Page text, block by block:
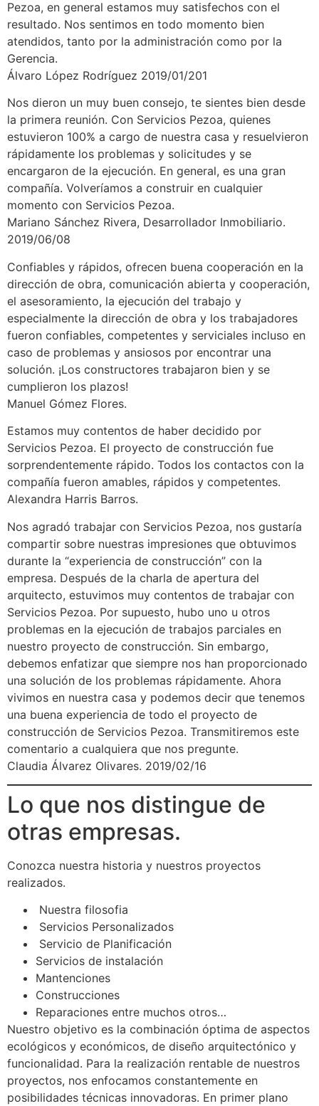
Pezoa, en general estamos muy satisfechos con el
resultado. Nos sentimos en todo momento bien
atendidos, tanto por la administración como por la
Gerencia.
Álvaro López Rodríguez 2019/01/201
Nos dieron un muy buen consejo, te sientes bien desde
la primera reunión. Con Servicios Pezoa, quienes
estuvieron 100% a cargo de nuestra casa y resuelvieron
rápidamente los problemas y solicitudes y se
encargaron de la ejecución. En general, es una gran
compañía. Volveríamos a construir en cualquier
momento con Servicios Pezoa.
Mariano Sánchez Rivera, Desarrollador Inmobiliario.
2019/06/08
Confiables y rápidos, ofrecen buena cooperación en la
dirección de obra, comunicación abierta y cooperación,
el asesoramiento, la ejecución del trabajo y
especialmente la dirección de obra y los trabajadores
fueron confiables, competentes y serviciales incluso en
caso de problemas y ansiosos por encontrar una
solución. ¡Los constructores trabajaron bien y se
cumplieron los plazos!
Manuel Gómez Flores.
Estamos muy contentos de haber decidido por
Servicios Pezoa. El proyecto de construcción fue
sorprendentemente rápido. Todos los contactos con la
compañía fueron amables, rápidos y competentes.
Alexandra Harris Barros.
Nos agradó trabajar con Servicios Pezoa, nos gustaría
compartir sobre nuestras impresiones que obtuvimos
durante la “experiencia de construcción” con la
empresa. Después de la charla de apertura del
arquitecto, estuvimos muy contentos de trabajar con
Servicios Pezoa. Por supuesto, hubo uno u otros
problemas en la ejecución de trabajos parciales en
nuestro proyecto de construcción. Sin embargo,
debemos enfatizar que siempre nos han proporcionado
una solución de los problemas rápidamente. Ahora
vivimos en nuestra casa y podemos decir que tenemos
una buena experiencia de todo el proyecto de
construcción de Servicios Pezoa. Transmitiremos este
comentario a cualquiera que nos pregunte.
Claudia Álvarez Olivares. 2019/02/16
Lo que nos distingue de
otras empresas.
Conozca nuestra historia y nuestros proyectos
realizados.
Nuestra filosofia
Servicios Personalizados
Servicio de Planificación
Servicios de instalación
Mantenciones
Construcciones
Reparaciones entre muchos otros…
Nuestro objetivo es la combinación óptima de aspectos
ecológicos y económicos, de diseño arquitectónico y
funcionalidad. Para la realización rentable de nuestros
proyectos, nos enfocamos constantemente en
posibilidades técnicas innovadoras. En primer plano